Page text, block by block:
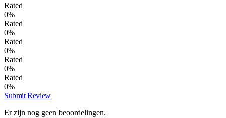
Rated
0%
Rated
0%
Rated
0%
Rated
0%
Rated
0%
Submit Review
Er zijn nog geen beoordelingen.